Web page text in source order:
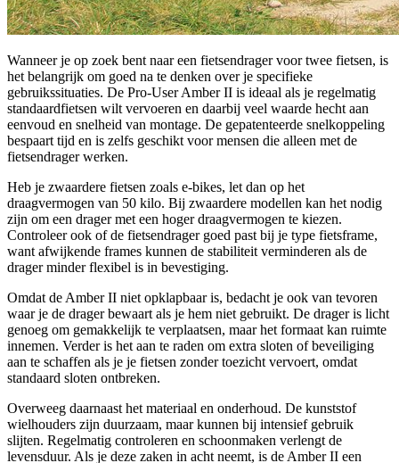
Wanneer je op zoek bent naar een fietsendrager voor twee fietsen, is
het belangrijk om goed na te denken over je specifieke
gebruikssituaties. De Pro-User Amber II is ideaal als je regelmatig
standaardfietsen wilt vervoeren en daarbij veel waarde hecht aan
eenvoud en snelheid van montage. De gepatenteerde snelkoppeling
bespaart tijd en is zelfs geschikt voor mensen die alleen met de
fietsendrager werken.
Heb je zwaardere fietsen zoals e-bikes, let dan op het
draagvermogen van 50 kilo. Bij zwaardere modellen kan het nodig
zijn om een drager met een hoger draagvermogen te kiezen.
Controleer ook of de fietsendrager goed past bij je type fietsframe,
want afwijkende frames kunnen de stabiliteit verminderen als de
drager minder flexibel is in bevestiging.
Omdat de Amber II niet opklapbaar is, bedacht je ook van tevoren
waar je de drager bewaart als je hem niet gebruikt. De drager is licht
genoeg om gemakkelijk te verplaatsen, maar het formaat kan ruimte
innemen. Verder is het aan te raden om extra sloten of beveiliging
aan te schaffen als je je fietsen zonder toezicht vervoert, omdat
standaard sloten ontbreken.
Overweeg daarnaast het materiaal en onderhoud. De kunststof
wielhouders zijn duurzaam, maar kunnen bij intensief gebruik
slijten. Regelmatig controleren en schoonmaken verlengt de
levensduur. Als je deze zaken in acht neemt, is de Amber II een